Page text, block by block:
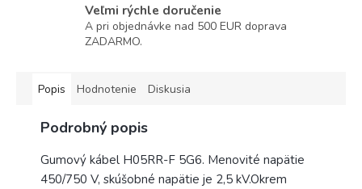
Veľmi rýchle doručenie
A pri objednávke nad 500 EUR doprava
ZADARMO.
Popis Hodnotenie Diskusia
Podrobný popis
Gumový kábel H05RR-F 5G6. Menovité napätie
450/750 V, skúšobné napätie je 2,5 kV.Okrem